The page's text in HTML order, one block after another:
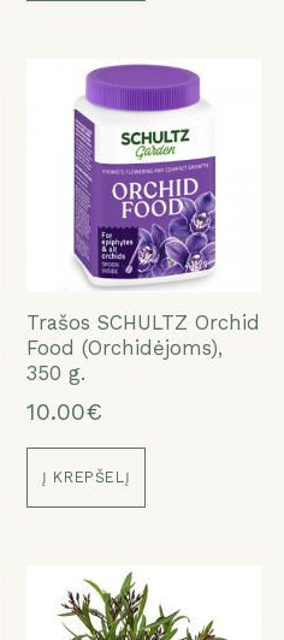
Trašos SCHULTZ Orchid
Food (Orchidėjoms),
350 g.
10.00€
Į KREPŠELĮ